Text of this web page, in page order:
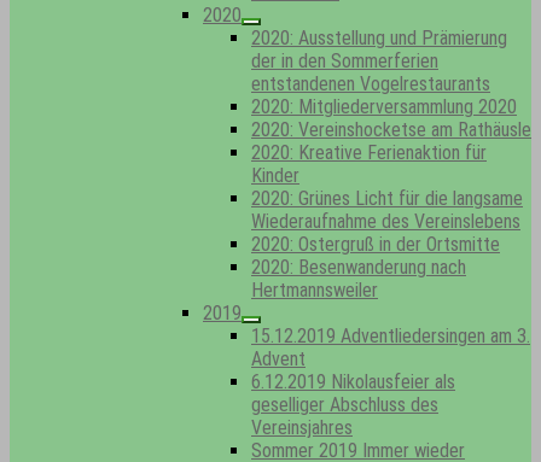
2020
Show
sub
menu
2020: Ausstellung und Prämierung
der in den Sommerferien
entstandenen Vogelrestaurants
2020: Mitgliederversammlung 2020
2020: Vereinshocketse am Rathäusle
2020: Kreative Ferienaktion für
Kinder
2020: Grünes Licht für die langsame
Wiederaufnahme des Vereinslebens
2020: Ostergruß in der Ortsmitte
2020: Besenwanderung nach
Hertmannsweiler
2019
Show
sub
menu
15.12.2019 Adventliedersingen am 3.
Advent
6.12.2019 Nikolausfeier als
geselliger Abschluss des
Vereinsjahres
Sommer 2019 Immer wieder